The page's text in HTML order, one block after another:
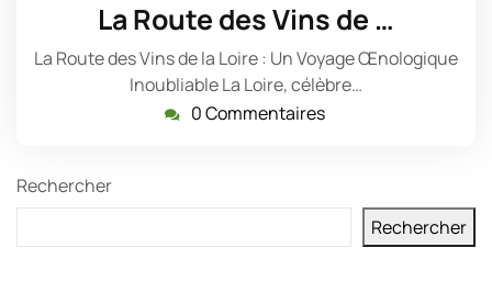
2023
La Route des Vins de …
La Route des Vins de la Loire : Un Voyage Œnologique
Inoubliable La Loire, célèbre…
0 Commentaires
Rechercher
Rechercher